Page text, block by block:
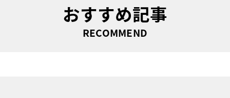
おすすめ記事
RECOMMEND